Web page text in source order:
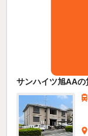
サンハイツ旭AAの